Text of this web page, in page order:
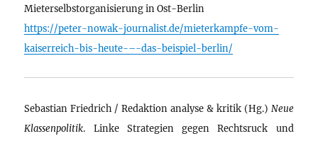
Mieterselbstorganisierung in Ost-Berlin
https://peter-nowak-journalist.de/mieterkampfe-vom-
kaiserreich-bis-heute-–-das-beispiel-berlin/
Sebastian Friedrich / Redaktion analyse & kritik (Hg.) Neue
Klassenpolitik. Linke Strategien gegen Rechtsruck und